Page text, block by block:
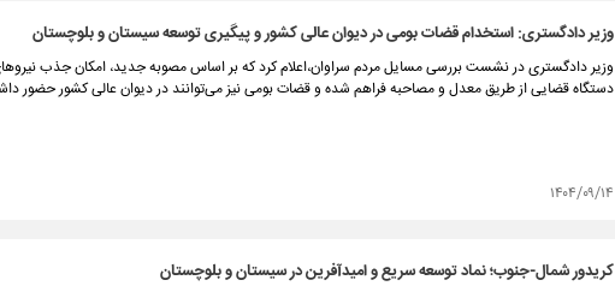
وزیر دادگستری: استخدام قضات بومی در دیوان عالی کشور و پیگیری توسعه سیستان و بلوچستان
وزیر دادگستری در نشست بررسی مسایل مردم سراوان،اعلام کرد که بر اساس مصوبه جدید، امکان جذب
دستگاه قضایی از طریق معدل و مصاحبه فراهم شده و قضات بومی نیز می‌توانند در دیوان عالی کشور حضور
۱۴۰۴/۰۹/۱۴
کریدور شمال-جنوب؛ نماد توسعه سریع و امیدآفرین در سیستان و بلوچستان